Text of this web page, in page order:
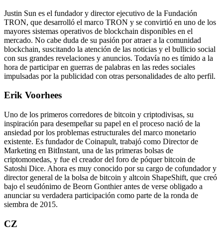
Justin Sun es el fundador y director ejecutivo de la Fundación
TRON, que desarrolló el marco TRON y se convirtió en uno de los
mayores sistemas operativos de blockchain disponibles en el
mercado. No cabe duda de su pasión por atraer a la comunidad
blockchain, suscitando la atención de las noticias y el bullicio social
con sus grandes revelaciones y anuncios. Todavía no es tímido a la
hora de participar en guerras de palabras en las redes sociales
impulsadas por la publicidad con otras personalidades de alto perfil.
Erik Voorhees
Uno de los primeros corredores de bitcoin y criptodivisas, su
inspiración para desempeñar su papel en el proceso nació de la
ansiedad por los problemas estructurales del marco monetario
existente. Es fundador de Coinapult, trabajó como Director de
Marketing en BitInstant, una de las primeras bolsas de
criptomonedas, y fue el creador del foro de póquer bitcoin de
Satoshi Dice. Ahora es muy conocido por su cargo de cofundador y
director general de la bolsa de bitcoin y altcoin ShapeShift, que creó
bajo el seudónimo de Beorn Gonthier antes de verse obligado a
anunciar su verdadera participación como parte de la ronda de
siembra de 2015.
CZ